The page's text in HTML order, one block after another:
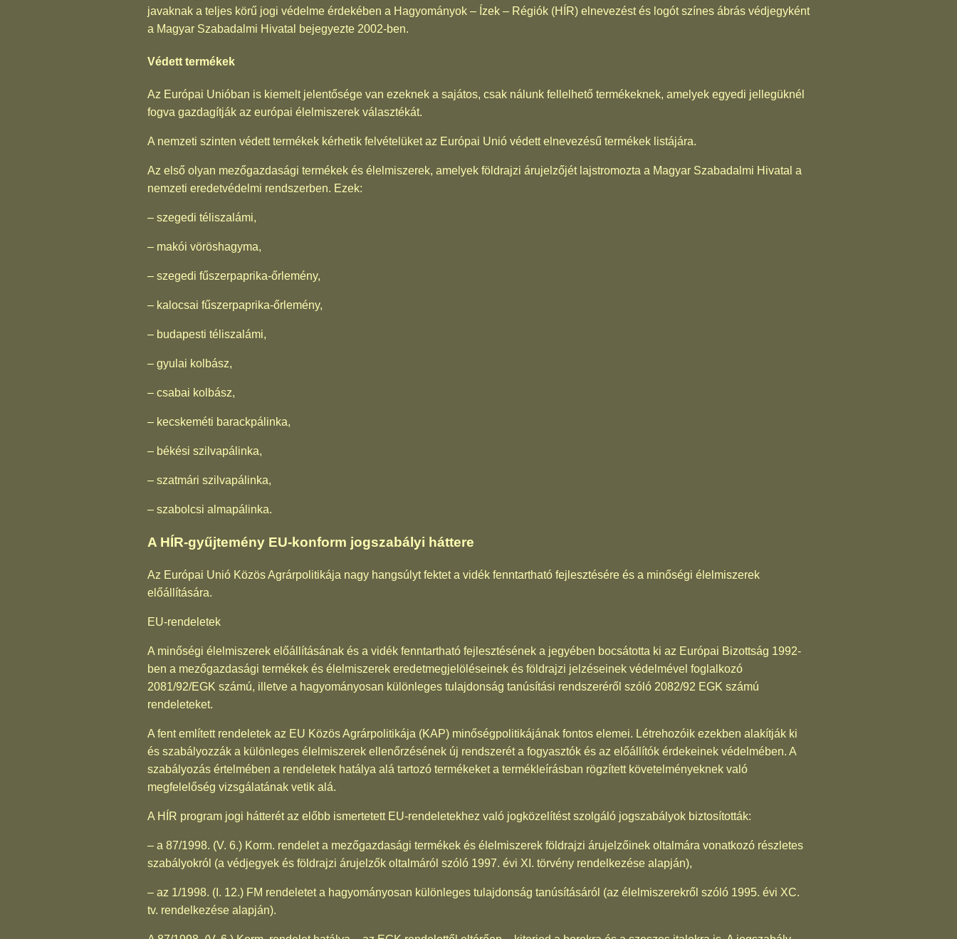
javaknak a teljes körű jogi védelme érdekében a Hagyományok – Ízek – Régiók (HÍR) elnevezést és logót színes ábrás védjegyként
a Magyar Szabadalmi Hivatal bejegyezte 2002-ben.
Védett termékek
Az Európai Unióban is kiemelt jelentősége van ezeknek a sajátos, csak nálunk fellelhető termékeknek, amelyek egyedi jellegüknél
fogva gazdagítják az európai élelmiszerek választékát.
A nemzeti szinten védett termékek kérhetik felvételüket az Európai Unió védett elnevezésű termékek listájára.
Az első olyan mezőgazdasági termékek és élelmiszerek, amelyek földrajzi árujelzőjét lajstromozta a Magyar Szabadalmi Hivatal a
nemzeti eredetvédelmi rendszerben. Ezek:
– szegedi téliszalámi,
– makói vöröshagyma,
– szegedi fűszerpaprika-őrlemény,
– kalocsai fűszerpaprika-őrlemény,
– budapesti téliszalámi,
– gyulai kolbász,
– csabai kolbász,
– kecskeméti barackpálinka,
– békési szilvapálinka,
– szatmári szilvapálinka,
– szabolcsi almapálinka.
A HÍR-gyűjtemény EU-konform jogszabályi háttere
Az Európai Unió Közös Agrárpolitikája nagy hangsúlyt fektet a vidék fenntartható fejlesztésére és a minőségi élelmiszerek
előállítására.
EU-rendeletek
A minőségi élelmiszerek előállításának és a vidék fenntartható fejlesztésének a jegyében bocsátotta ki az Európai Bizottság 1992-
ben a mezőgazdasági termékek és élelmiszerek eredetmegjelöléseinek és földrajzi jelzéseinek védelmével foglalkozó
2081/92/EGK számú, illetve a hagyományosan különleges tulajdonság tanúsítási rendszeréről szóló 2082/92 EGK számú
rendeleteket.
A fent említett rendeletek az EU Közös Agrárpolitikája (KAP) minőségpolitikájának fontos elemei. Létrehozóik ezekben alakítják ki
és szabályozzák a különleges élelmiszerek ellenőrzésének új rendszerét a fogyasztók és az előállítók érdekeinek védelmében. A
szabályozás értelmében a rendeletek hatálya alá tartozó termékeket a termékleírásban rögzített követelményeknek való
megfelelőség vizsgálatának vetik alá.
A HÍR program jogi hátterét az előbb ismertetett EU-rendeletekhez való jogközelítést szolgáló jogszabályok biztosították:
– a 87/1998. (V. 6.) Korm. rendelet a mezőgazdasági termékek és élelmiszerek földrajzi árujelzőinek oltalmára vonatkozó részletes
szabályokról (a védjegyek és földrajzi árujelzők oltalmáról szóló 1997. évi XI. törvény rendelkezése alapján),
– az 1/1998. (I. 12.) FM rendeletet a hagyományosan különleges tulajdonság tanúsításáról (az élelmiszerekről szóló 1995. évi XC.
tv. rendelkezése alapján).